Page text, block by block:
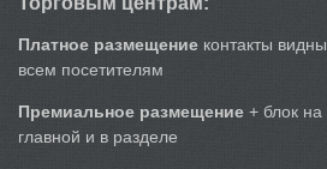
Платное размещение контакты видны
всем посетителям
Премиальное размещение + блок на
главной и в разделе